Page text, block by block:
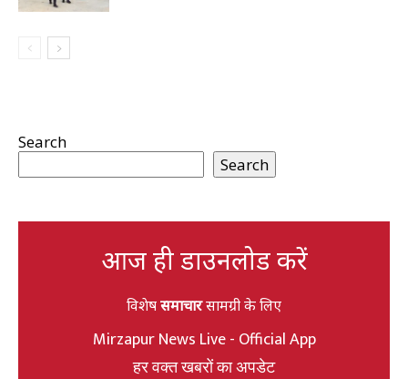
Search
Search
आज ही डाउनलोड करें
विशेषसमाचारसामग्री के लिए
Mirzapur News Live - Official App
हर वक्त खबरों का अपडेट